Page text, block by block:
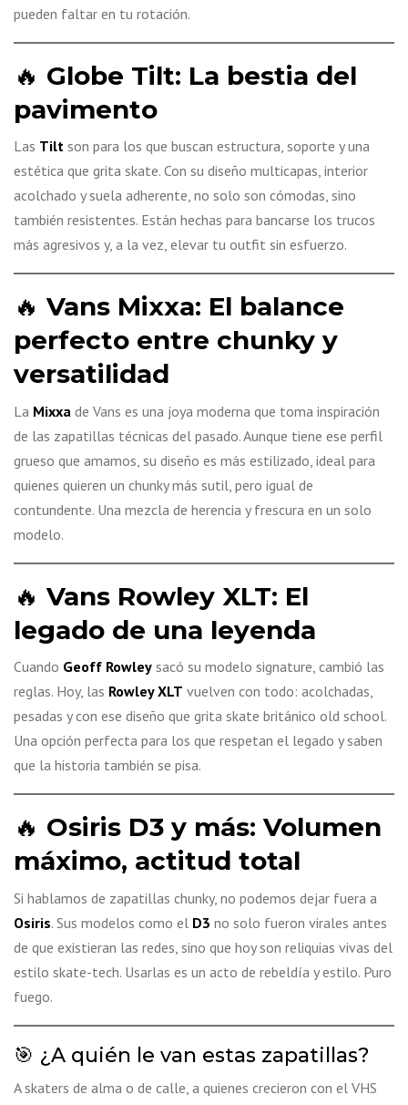
pueden faltar en tu rotación.
🔥 Globe Tilt: La bestia del
pavimento
Las Tilt son para los que buscan estructura, soporte y una
estética que grita skate. Con su diseño multicapas, interior
acolchado y suela adherente, no solo son cómodas, sino
también resistentes. Están hechas para bancarse los trucos
más agresivos y, a la vez, elevar tu outfit sin esfuerzo.
🔥 Vans Mixxa: El balance
perfecto entre chunky y
versatilidad
La Mixxa de Vans es una joya moderna que toma inspiración
de las zapatillas técnicas del pasado. Aunque tiene ese perfil
grueso que amamos, su diseño es más estilizado, ideal para
quienes quieren un chunky más sutil, pero igual de
contundente. Una mezcla de herencia y frescura en un solo
modelo.
🔥 Vans Rowley XLT: El
legado de una leyenda
Cuando Geoff Rowley sacó su modelo signature, cambió las
reglas. Hoy, las Rowley XLT vuelven con todo: acolchadas,
pesadas y con ese diseño que grita skate británico old school.
Una opción perfecta para los que respetan el legado y saben
que la historia también se pisa.
🔥 Osiris D3 y más: Volumen
máximo, actitud total
Si hablamos de zapatillas chunky, no podemos dejar fuera a
Osiris. Sus modelos como el D3 no solo fueron virales antes
de que existieran las redes, sino que hoy son reliquias vivas del
estilo skate-tech. Usarlas es un acto de rebeldía y estilo. Puro
fuego.
🎯 ¿A quién le van estas zapatillas?
A skaters de alma o de calle, a quienes crecieron con el VHS